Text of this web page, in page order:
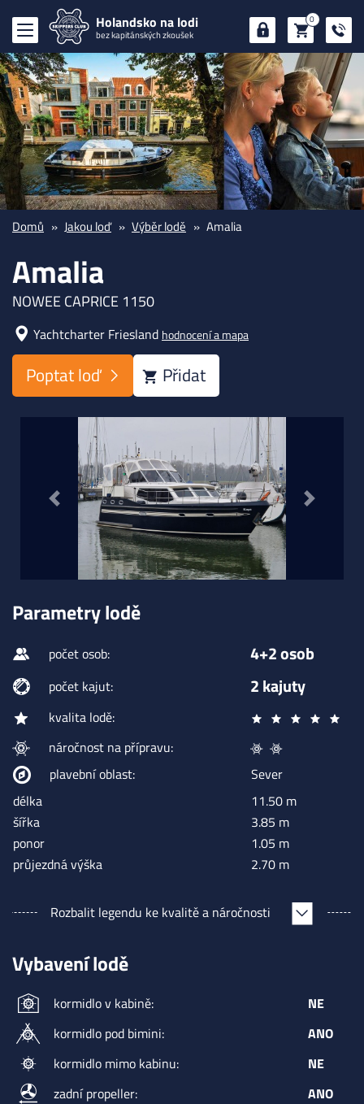
Holandsko na lodi
bez kapitánských zkoušek
0
Domů Jakou loď Výběr lodě Amalia
Amalia
NOWEE CAPRICE 1150
Yachtcharter Friesland hodnocení a mapa
Poptat loď Přidat
Previous Next
Parametry lodě
počet osob: 4+2 osob
počet kajut: 2 kajuty
kvalita lodě:
náročnost na přípravu:
plavební oblast:
Sever
délka
11.50 m
šířka
3.85 m
ponor
1.05 m
průjezdná výška
2.70 m
Rozbalitlegendu ke kvalitě a náročnosti
Vybavení lodě
kormidlo v kabině:
NE
kormidlo pod bimini:
ANO
kormidlo mimo kabinu:
NE
zadní propeller:
ANO